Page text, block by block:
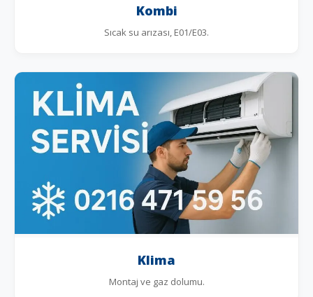
Kombi
Sıcak su arızası, E01/E03.
Klima
Montaj ve gaz dolumu.